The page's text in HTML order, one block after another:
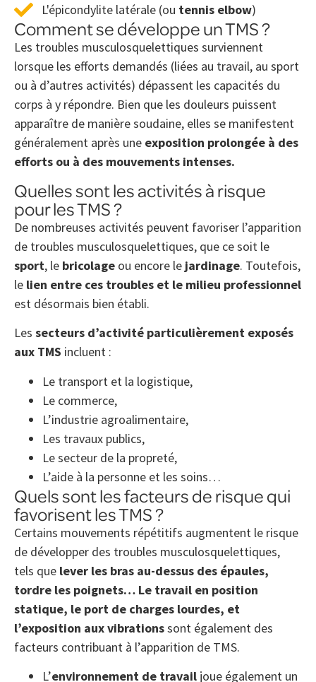
L'épicondylite latérale (ou tennis elbow)
Comment se développe un TMS ?
Les troubles musculosquelettiques surviennent
lorsque les efforts demandés (liées au travail, au sport
ou à d’autres activités) dépassent les capacités du
corps à y répondre. Bien que les douleurs puissent
apparaître de manière soudaine, elles se manifestent
généralement après une exposition prolongée à des
efforts ou à des mouvements intenses.
Quelles sont les activités à risque
pour les TMS ?
De nombreuses activités peuvent favoriser l’apparition
de troubles musculosquelettiques, que ce soit le
sport, le bricolage ou encore le jardinage. Toutefois,
le lien entre ces troubles et le milieu professionnel
est désormais bien établi.
Les secteurs d’activité particulièrement exposés
aux TMS incluent :
Le transport et la logistique,
Le commerce,
L’industrie agroalimentaire,
Les travaux publics,
Le secteur de la propreté,
L’aide à la personne et les soins…
Quels sont les facteurs de risque qui
favorisent les TMS ?
Certains mouvements répétitifs augmentent le risque
de développer des troubles musculosquelettiques,
tels que lever les bras au-dessus des épaules,
tordre les poignets… Le travail en position
statique, le port de charges lourdes, et
l’exposition aux vibrationssont également des
facteurs contribuant à l’apparition de TMS.
L’environnement de travail joue également un